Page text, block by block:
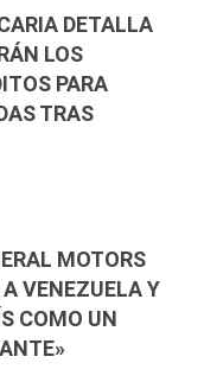
DETALLA
LOS
PARA
TRAS
MOTORS
VENEZUELA Y
COMO UN